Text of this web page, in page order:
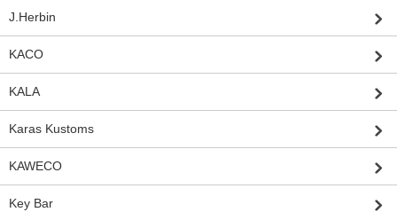
J.Herbin
KACO
KALA
Karas Kustoms
KAWECO
Key Bar